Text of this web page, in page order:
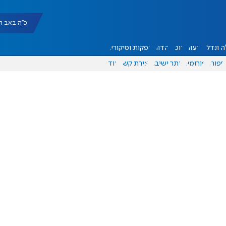
כ"ה באב תשפ"ו
ונדל"ן דעות אוכל יהדות הפקות וסיקורים
ספורט פורומים אתר ישיבה יצירת קשר עוד